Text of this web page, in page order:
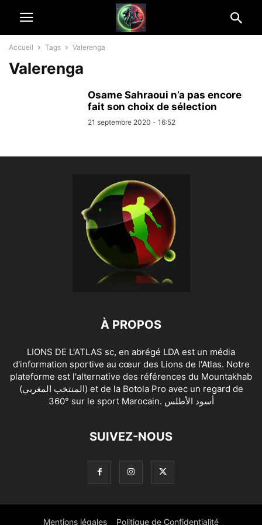
Accueil Tags Valerenga
Valerenga
Osame Sahraoui n’a pas encore
fait son choix de sélection
21 septembre 2020 - 16:52
À PROPOS
LIONS DE L'ATLAS sc, en abrégé LDA est un média
d'information sportive au cœur des Lions de l'Atlas. Notre
plateforme est l'alternative des références du Mountakhab
(المنتخب المغربي) et de la Botola Pro avec un regard de
360° sur le sport Marocain. أسود الأطلس
SUIVEZ-NOUS
Mentions légales Politique de Confidentialité